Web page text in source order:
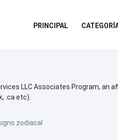
PRINCIPAL
LLC Associates Program, an
.ca etc).
zodiacal